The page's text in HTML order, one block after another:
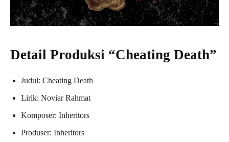
Detail Produksi “Cheating Death”
Judul: Cheating Death
Lirik: Noviar Rahmat
Komposer: Inheritors
Produser: Inheritors